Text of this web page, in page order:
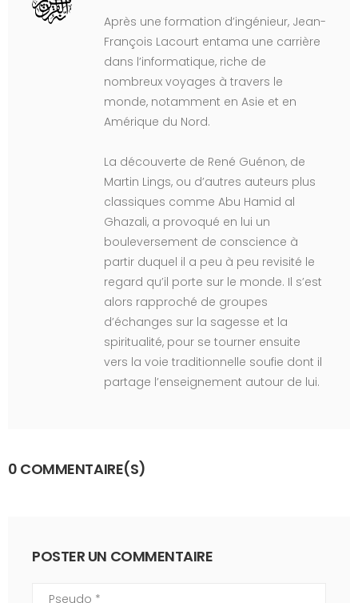
Après une formation d’ingénieur, Jean-
François Lacourt entama une carrière
dans l’informatique, riche de
nombreux voyages à travers le
monde, notamment en Asie et en
Amérique du Nord.
La découverte de René Guénon, de
Martin Lings, ou d’autres auteurs plus
classiques comme Abu Hamid al
Ghazali, a provoqué en lui un
bouleversement de conscience à
partir duquel il a peu à peu revisité le
regard qu’il porte sur le monde. Il s’est
alors rapproché de groupes
d’échanges sur la sagesse et la
spiritualité, pour se tourner ensuite
vers la voie traditionnelle soufie dont il
partage l’enseignement autour de lui.
0 COMMENTAIRE(S)
POSTER UN COMMENTAIRE
Pseudo